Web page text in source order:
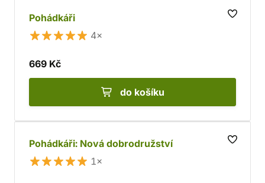
Pohádkáři
4×
669 Kč
do košíku
Pohádkáři: Nová dobrodružství
1×